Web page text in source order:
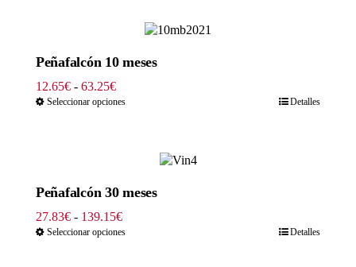
Peñafalcón 10 meses
12.65€ - 63.25€Rango
de
Seleccionar opciones Detalles
Peñafalcón 30 meses
27.83€ - 139.15€Rango
de
Seleccionar opciones Detalles